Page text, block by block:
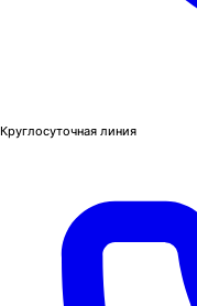
Круглосуточная линия